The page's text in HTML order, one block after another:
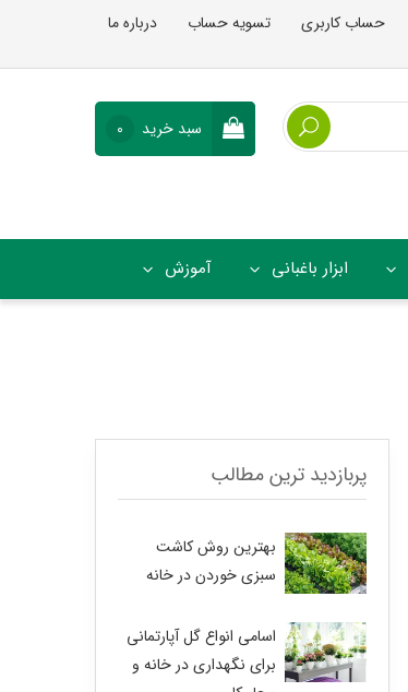
حساب کاربری تسویه حساب درباره ما
سبد خرید 0
ابزار باغبانی آموزش
پربازدید ترین مطالب
بهترین روش کاشت
سبزی خوردن در خانه
اسامی انواع گل آپارتمانی
برای نگهداری در خانه و